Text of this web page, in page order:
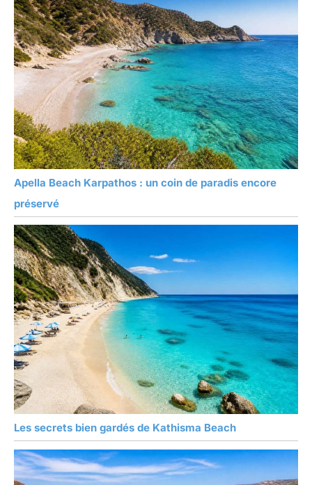
Apella Beach Karpathos : un coin de paradis encore
préservé
Les secrets bien gardés de Kathisma Beach